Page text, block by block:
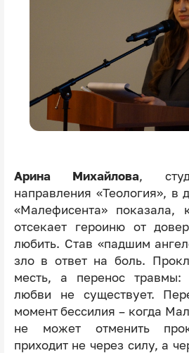
Арина Михайлова,
направления «Теология», в
«Малефисента» показала,
отсекает героиню от
любить. Став «падшим
зло в ответ на боль.
месть, а перенос травмы:
любви не существует.
момент бессилия – когда
не может отменить
приходит не через силу, а